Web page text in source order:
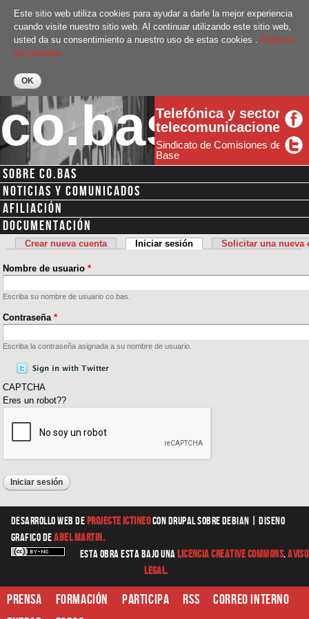
Pasar al
contenido
Este sitio web utiliza cookies para ayudar a darle la mejor experiencia
cuando visite nuestro sitio web. Al continuar utilizando este sitio web,
usted da su consentimiento a nuestro uso de estas cookies . Politica
de cookies.
co.basTelefónica y sector
telecomunicaciones
Sindicato de Comisiones de
Base
Menú secundario
SOBRE CO.BAS
NOTICIAS Y COMUNICADOS
AFILIACIÓN
DOCUMENTACIÓN
Solapas principales
Crear nueva cuenta Iniciar sesión (solapa activa)
Solicitar una nueva
Nombre de usuario*
Escriba su nombre de usuario co.bas.
Contraseña*
Escriba la contraseña asignada a su nombre de usuario.
CAPTCHA
Eres un robot??
Desarrollo web de Projecte Ictineocon Drupal sobre Debian |diseno
graficodeAbel Martin.
Esta obra esta bajo una Licencia Creative Commons.Aviso
Legal.
Prensa Formación Participa RSS
Correo interno